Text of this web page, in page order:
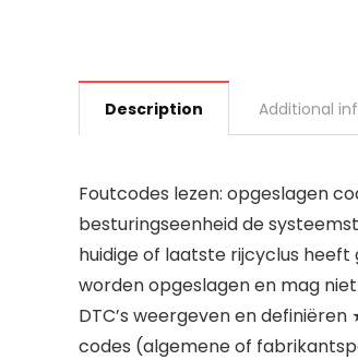
Description Additional
Foutcodes lezen: opgeslagen
besturingseenheid de
huidige of laatste rijcyclus
worden opgeslagen en mag niet
DTC’s weergeven en
codes (algemene of